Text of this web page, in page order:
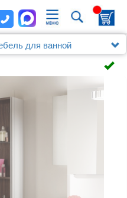
для ванной
EB1115G L,